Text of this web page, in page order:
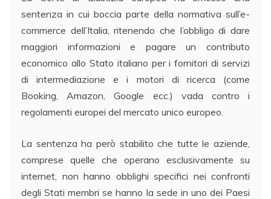
sentenza in cui boccia parte della normativa sull’e-
commerce dell’Italia, ritenendo che l’obbligo di dare
maggiori informazioni e pagare un contributo
economico allo Stato italiano per i fornitori di servizi
di intermediazione e i motori di ricerca (come
Booking, Amazon, Google ecc.) vada contro i
regolamenti europei del mercato unico europeo.
La sentenza ha però stabilito che tutte le aziende,
comprese quelle che operano esclusivamente su
internet, non hanno obblighi specifici nei confronti
degli Stati membri se hanno la sede in uno dei Paesi